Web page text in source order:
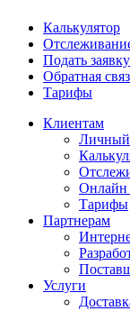
Калькулятор
Подать заявку
Обратная
Тарифы
Клиентам
Личный
Онлайн
Тарифы
Партнерам
Услуги